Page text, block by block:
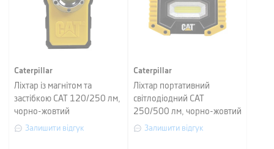
Caterpillar
Ліхтар із магнітом та
застібкою CAT 120/250 лм,
чорно-жовтий
Залишити відгук
Caterpillar
Ліхтар портативний
світлодіодний CAT
250/500 лм, чорно-жовтий
Залишити відгук